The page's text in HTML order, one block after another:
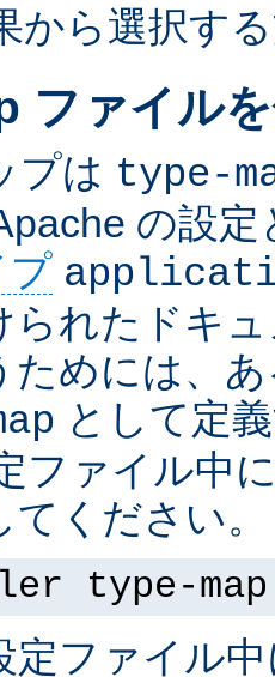
から選択す
ファイル
プは type-
の設
プ
られたドキ
ためには、
として定
ファイル中
てください
type-
定ファイル